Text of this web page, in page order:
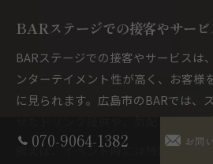
BARステージでの接客やサービ
BARステージでの接客やサービスは
ンターテイメント性が高く、お客様
に見られます。広島市のBARでは、
せたドリンク提供や、気配りのある
例えば、イベント時には特別メニュ
070-9064-1382 お問